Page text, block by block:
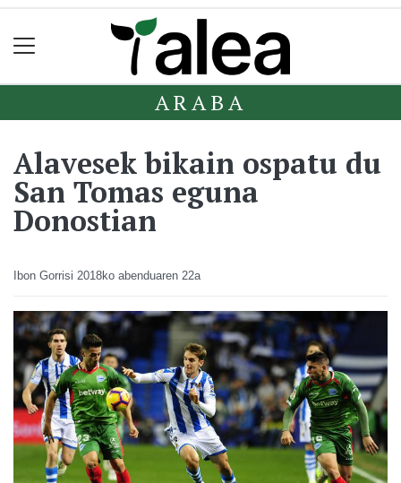
ARABA
Alavesek bikain ospatu du
San Tomas eguna
Donostian
Ibon Gorrisi 2018ko abenduaren 22a